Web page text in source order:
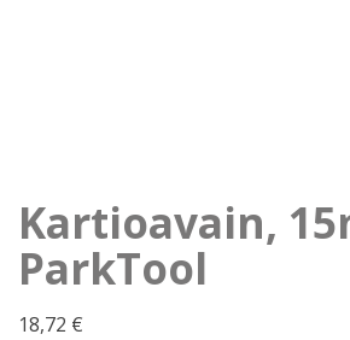
Kartioavain,
ParkTool
18,72 €